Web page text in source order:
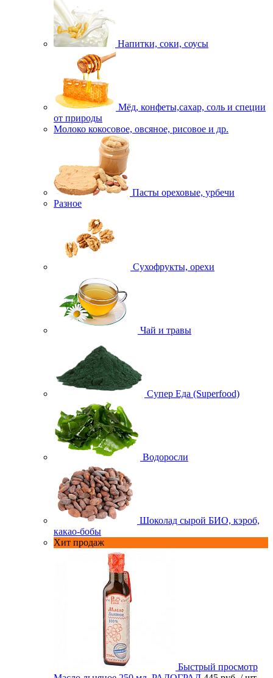
Напитки, соки, соусы
Мёд, конфеты,сахар, соль и специи
от природы
Молоко кокосовое, овсяное, рисовое и др.
Пасты ореховые, урбечи
Разное
Сухофрукты, орехи
Чай и травы
Супер Еда (Superfood)
Водоросли
Шоколад сырой БИО, кэроб,
какао-бобы
Хит продаж
Быстрый просмотр